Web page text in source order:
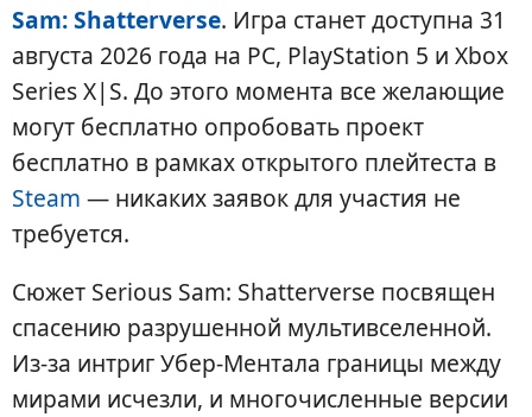
Sam: Shatterverse. Игра станет доступна 31
августа 2026 года на PC, PlayStation 5 и Xbox
Series X|S. До этого момента все желающие
могут бесплатно опробовать проект
бесплатно в рамках открытого плейтеста в
Steam — никаких заявок для участия не
требуется.
Сюжет Serious Sam: Shatterverse посвящен
спасению разрушенной мультивселенной.
Из-за интриг Убер-Ментала границы между
мирами исчезли, и многочисленные версии